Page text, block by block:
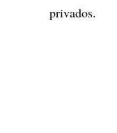
privados.